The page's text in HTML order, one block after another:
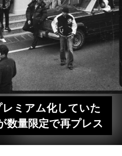
ミアム化していた
数量限定で再プレス